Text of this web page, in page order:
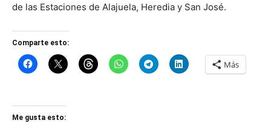
de las Estaciones de Alajuela, Heredia y San José.
Comparte esto:
Más
Me gusta esto: